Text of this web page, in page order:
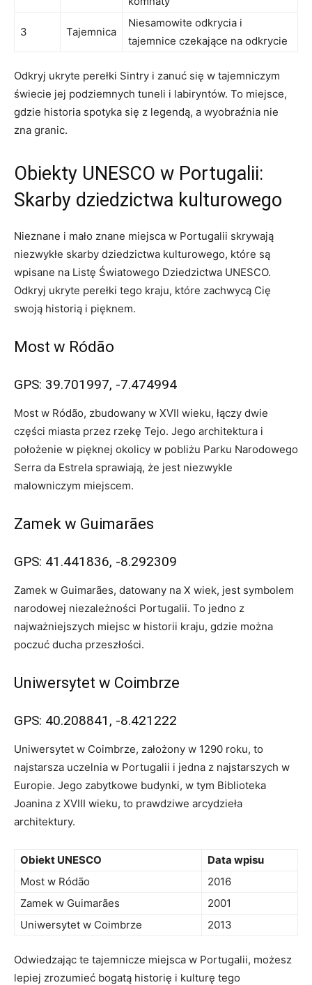
3 Tajemnica
Niesamowite odkrycia i
tajemnice czekające na odkrycie
Odkryj ukryte perełki‌ Sintry i zanuć się w tajemniczym
świecie jej podziemnych tuneli ‌i labiryntów. To miejsce,
gdzie historia spotyka się z legendą, a wyobraźnia nie
zna granic.
Obiekty UNESCO w Portugalii:
Skarby dziedzictwa kulturowego
Nieznane i mało​ znane miejsca w Portugalii skrywają
niezwykłe skarby ‍dziedzictwa kulturowego, które ‍są
wpisane na Listę Światowego Dziedzictwa UNESCO.
Odkryj ukryte perełki tego kraju, które zachwycą Cię
swoją historią i pięknem.
Most w Ródão
GPS: 39.701997, -7.474994
Most w Ródão, zbudowany w XVII wieku, łączy dwie
części miasta przez rzekę Tejo. Jego architektura​ i
położenie w pięknej okolicy w pobliżu Parku Narodowego
Serra da Estrela sprawiają, że jest niezwykle
⁤malowniczym miejscem.
Zamek w⁢ Guimarães
GPS: 41.441836, -8.292309
Zamek w Guimarães, datowany na X wiek, jest symbolem
narodowej niezależności Portugalii. To jedno z
najważniejszych miejsc w historii kraju, gdzie można
poczuć ducha przeszłości.
Uniwersytet w Coimbrze
GPS: 40.208841, -8.421222
Uniwersytet⁢ w‌ Coimbrze, założony w 1290 roku, to
najstarsza uczelnia w Portugalii i jedna z najstarszych‍ w
Europie. Jego zabytkowe budynki, w tym Biblioteka
Joanina z XVIII wieku,​ to prawdziwe arcydzieła
architektury.
Obiekt UNESCO
Data wpisu
Most w Ródão
2016
Zamek w Guimarães
2001
Uniwersytet w Coimbrze
2013
Odwiedzając te tajemnicze miejsca w Portugalii, możesz‌
lepiej zrozumieć bogatą historię i kulturę tego